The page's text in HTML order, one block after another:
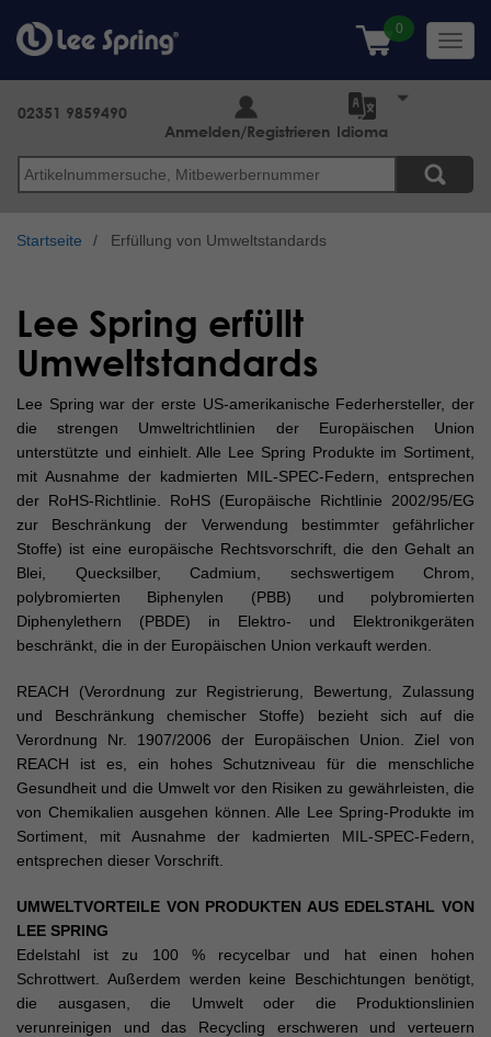
zum
Inhalt
Suche
02351 9859490
Anmelden/RegistrierenIdioma
Startseite Erfüllung von Umweltstandards
Lee Spring erfüllt
Umweltstandards
Lee Spring war der erste US-amerikanische Federhersteller, der
die strengen Umweltrichtlinien der Europäischen Union
unterstützte und einhielt. Alle Lee Spring Produkte im Sortiment,
mit Ausnahme der kadmierten MIL-SPEC-Federn, entsprechen
der RoHS-Richtlinie. RoHS (Europäische Richtlinie 2002/95/EG
zur Beschränkung der Verwendung bestimmter gefährlicher
Stoffe) ist eine europäische Rechtsvorschrift, die den Gehalt an
Blei, Quecksilber, Cadmium, sechswertigem Chrom,
polybromierten Biphenylen (PBB) und polybromierten
Diphenylethern (PBDE) in Elektro- und Elektronikgeräten
beschränkt, die in der Europäischen Union verkauft werden.
REACH (Verordnung zur Registrierung, Bewertung, Zulassung
und Beschränkung chemischer Stoffe) bezieht sich auf die
Verordnung Nr. 1907/2006 der Europäischen Union. Ziel von
REACH ist es, ein hohes Schutzniveau für die menschliche
Gesundheit und die Umwelt vor den Risiken zu gewährleisten, die
von Chemikalien ausgehen können. Alle Lee Spring-Produkte im
Sortiment, mit Ausnahme der kadmierten MIL-SPEC-Federn,
entsprechen dieser Vorschrift.
UMWELTVORTEILE VON PRODUKTEN AUS EDELSTAHL VON
LEE SPRING
Edelstahl ist zu 100 % recycelbar und hat einen hohen
Schrottwert. Außerdem werden keine Beschichtungen benötigt,
die ausgasen, die Umwelt oder die Produktionslinien
verunreinigen und das Recycling erschweren und verteuern